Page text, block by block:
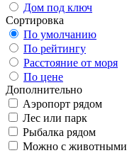
Дом под ключ
Сортировка
По умолчанию
По рейтингу
Расстояние от моря
По цене
Дополнительно
Аэропорт рядом
Лес или парк
Рыбалка рядом
Можно с животными